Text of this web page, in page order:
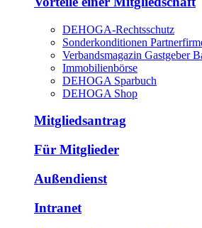
DEHOGA-Rechtsschutz
Sonderkonditionen
Verbandsmagazin Gastgeber
Immobilienbörse
DEHOGA Sparbuch
DEHOGA Shop
Mitgliedsantrag
Für Mitglieder
Außendienst
Intranet